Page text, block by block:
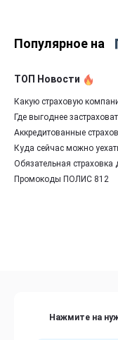
Популярное на
ТОП Новости
Какую страховую
Где выгоднее
Аккредитованные
Куда сейчас можно
Обязательная страховка
Промокоды ПОЛИС 812
Нажмите на